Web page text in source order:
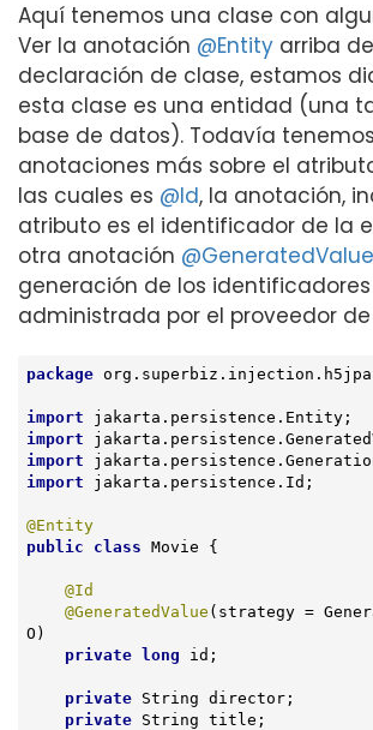
Aquí tenemos una clase con
Ver la anotación @Entity arriba
declaración de clase, estamos
esta clase es una entidad (una
base de datos). Todavía
anotaciones más sobre el
las cuales es @Id, la anotación,
atributo es el identificador de la
otra anotación @GeneratedValue
generación de los
administrada por el proveedor
package
import
import
import
import jakarta.persistence.Id;
@Entity
public
class Movie {
@Id
@GeneratedValue (strategy =
O)
private long id;
private String director;
private String title;